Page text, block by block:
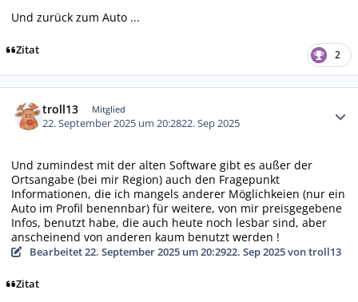
Und zurück zum Auto ...
Zitat 2
troll13 Mitglied
22. September 2025 um 20:2822. Sep 2025
Und zumindest mit der alten Software gibt es außer der
Ortsangabe (bei mir Region) auch den Fragepunkt
Informationen, die ich mangels anderer Möglichkeien (nur ein
Auto im Profil benennbar) für weitere, von mir preisgegebene
Infos, benutzt habe, die auch heute noch lesbar sind, aber
anscheinend von anderen kaum benutzt werden !
Bearbeitet22. September 2025 um 20:2922. Sep 2025von troll13
Zitat